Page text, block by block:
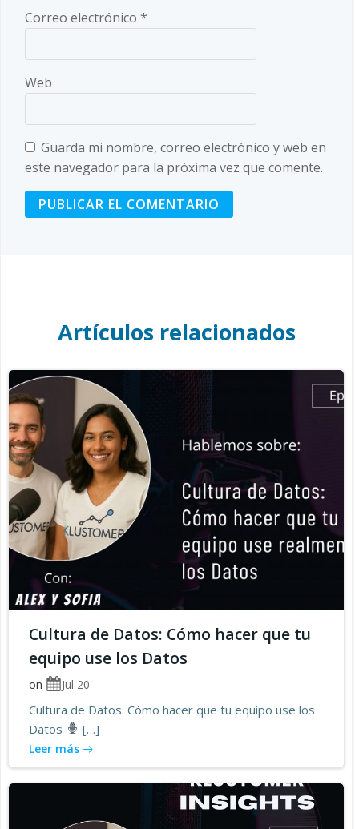
Correo electrónico *
Web
Guarda mi nombre, correo electrónico y web en
este navegador para la próxima vez que comente.
Artículos relacionados
Cultura de Datos: Cómo hacer que tu
equipo use los Datos
on Jul 20
Cultura de Datos: Cómo hacer que tu equipo use los
Datos
[…]
Leer más